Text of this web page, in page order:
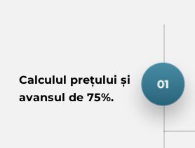
Calculul prețului și
avansul de 75%.